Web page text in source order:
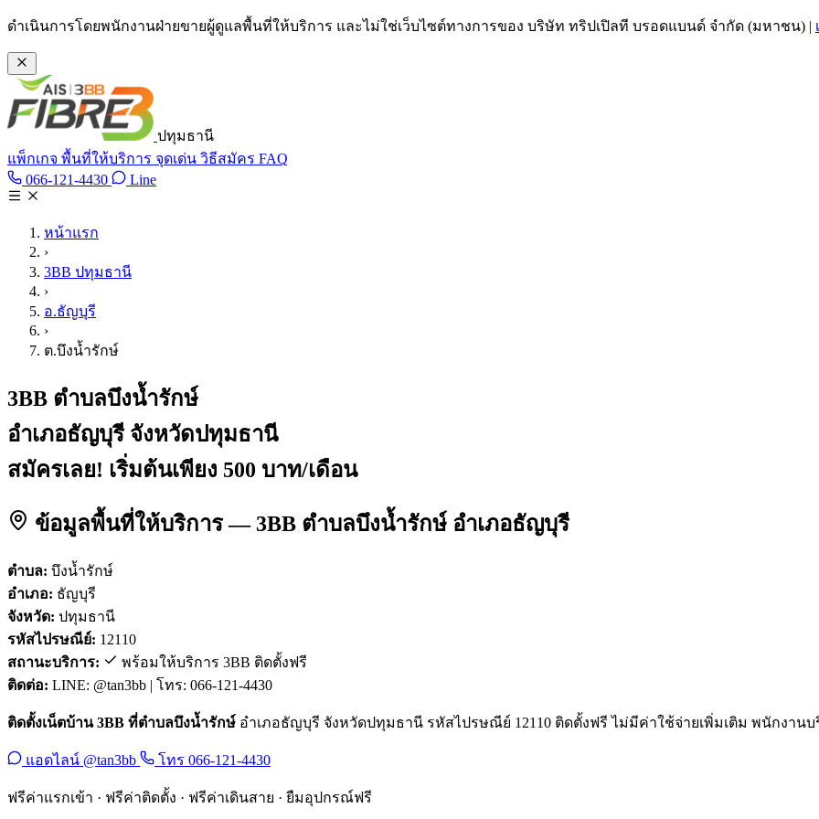
ข้ามไปเนื้อหาหลัก
ดำเนินการโดยพนักงานฝ่ายขายผู้ดูแลพื้นที่ให้บริการ และไม่ใช่เว็บไซต์ทางการของ บริษัท ทริปเปิลที บรอดแบนด์ จำกัด (มหาชน) |
ปทุมธานี
แพ็กเกจ พื้นที่ให้บริการ จุดเด่น วิธีสมัคร FAQ
066-121-4430 โทร 066-121-4430
LineLine @tan3bb
หน้าแรก
›
3BB ปทุมธานี
›
อ.ธัญบุรี
›
ต.บึงน้ำรักษ์
3BB ตำบลบึงน้ำรักษ์
อำเภอธัญบุรี จังหวัดปทุมธานี
สมัครเลย! เริ่มต้นเพียง 500 บาท/เดือน
ข้อมูลพื้นที่ให้บริการ — 3BB ตำบลบึงน้ำรักษ์ อำเภอธัญบุรี
ตำบล: บึงน้ำรักษ์
อำเภอ: ธัญบุรี
จังหวัด: ปทุมธานี
รหัสไปรษณีย์: 12110
สถานะบริการ:
พร้อมให้บริการ 3BB ติดตั้งฟรี
ติดต่อ: LINE: @tan3bb | โทร: 066-121-4430
ติดตั้งเน็ตบ้าน 3BB ที่ตำบลบึงน้ำรักษ์ อำเภอธัญบุรี จังหวัดปทุมธานี รหัสไปรษณีย์ 12110 ติดตั้งฟรี ไม่มีค่าใช้จ่ายเพิ่มเติม พนักงา
แอดไลน์ @tan3bb โทร 066-121-4430
ฟรีค่าแรกเข้า · ฟรีค่าติดตั้ง · ฟรีค่าเดินสาย · ยืมอุปกรณ์ฟรี